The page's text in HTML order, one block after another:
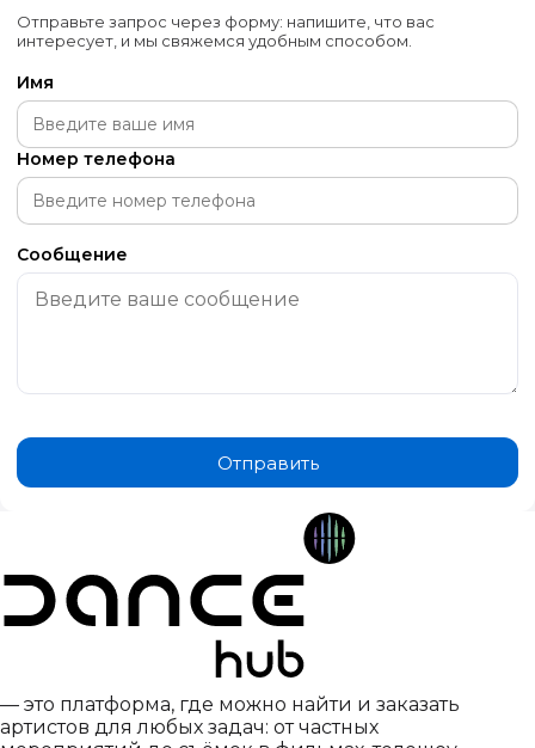
Отправьте запрос через форму: напишите, что вас
интересует, и мы свяжемся удобным способом.
Имя
Номер телефона
Сообщение
Отправить
— это платформа, где можно найти и заказать
артистов для любых задач: от частных